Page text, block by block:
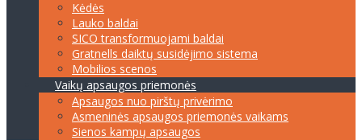
Kėdės
Lauko baldai
SICO transformuojami baldai
Gratnells daiktų susidėjimo sistema
Mobilios scenos
Vaikų apsaugos priemonės
Apsaugos nuo pirštų privėrimo
Asmeninės apsaugos priemonės vaikams
Sienos kampų apsaugos